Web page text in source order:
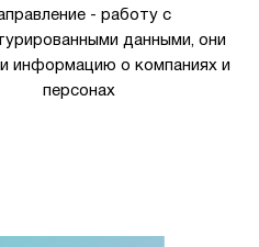
- работу с
данными, они
информацию о компаниях и
персонах